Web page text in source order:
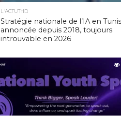
L'ACTUTHD
Stratégie nationale de l’IA en
annoncée depuis 2018, toujours
introuvable en 2026